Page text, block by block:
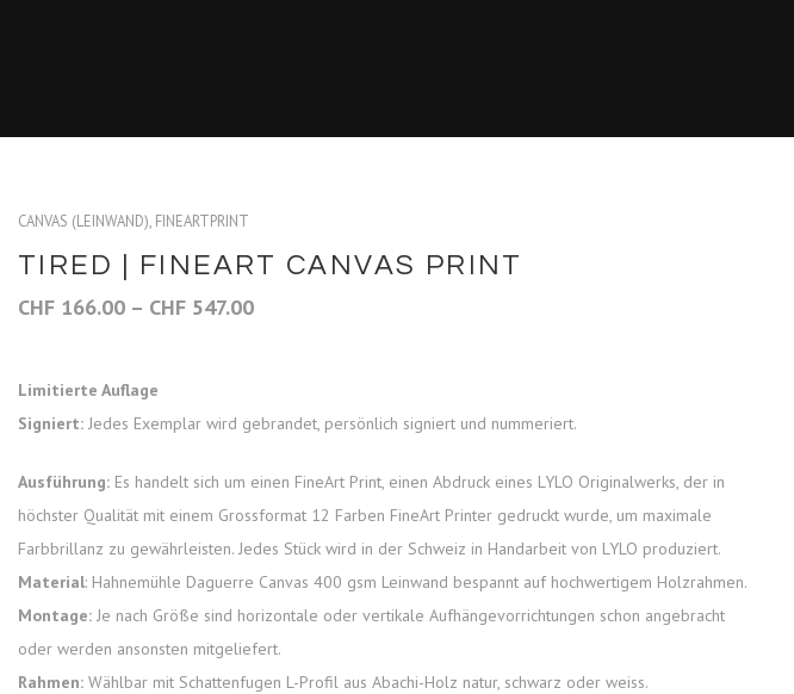
CANVAS (LEINWAND) FINEARTPRINT
TIRED | FINEART CANVAS PRINT
CHF 166.00 – CHF 547.00Preisspanne:
Limitierte Auflage
Signiert: Jedes Exemplar wird gebrandet, persönlich signiert und nummeriert.
Ausführung: Es handelt sich um einen FineArt Print, einen Abdruck eines LYLO Originalwerks, der in
höchster Qualität mit einem Grossformat 12 Farben FineArt Printer gedruckt wurde, um maximale
Farbbrillanz zu gewährleisten. Jedes Stück wird in der Schweiz in Handarbeit von LYLO produziert.
Material: Hahnemühle Daguerre Canvas 400 gsm Leinwand bespannt auf hochwertigem Holzrahmen.
Montage: Je nach Größe sind horizontale oder vertikale Aufhängevorrichtungen schon angebracht
oder werden ansonsten mitgeliefert.
Rahmen: Wählbar mit Schattenfugen L-Profil aus Abachi-Holz natur, schwarz oder weiss.